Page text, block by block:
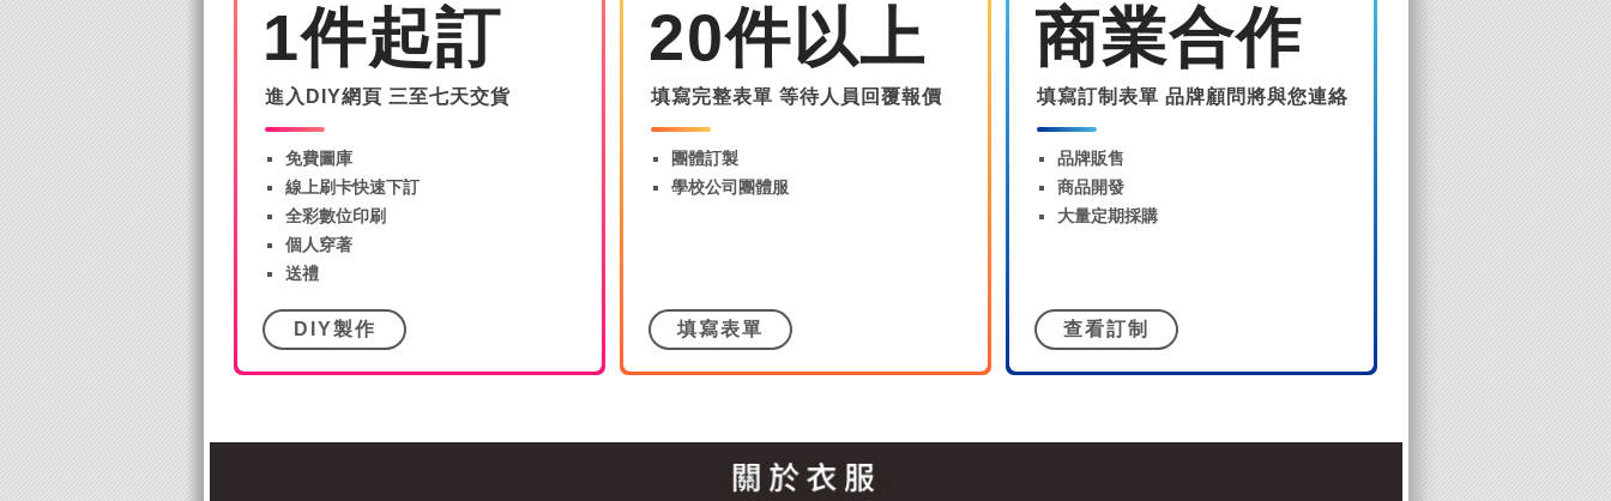
1件起訂
進入DIY網頁 三至七天交貨
免費圖庫
線上刷卡快速下訂
全彩數位印刷
個人穿著
送禮
DIY製作
20件以上
填寫完整表單 等待人員回覆報價
團體訂製
學校公司團體服
填寫表單
商業合作
填寫訂制表單 品牌顧問將與您連絡
品牌販售
商品開發
大量定期採購
查看訂制